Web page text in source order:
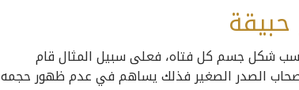
شكل جسم كل فتاه، فعلى سبيل المثال قام
الصدر الصغير فذلك يساهم في عدم ظهور حجمه